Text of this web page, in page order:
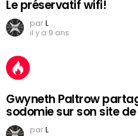
Le préservatif wifi!
parL
il y a 9 ans
Gwyneth Paltrow
sodomie sur son site
parL